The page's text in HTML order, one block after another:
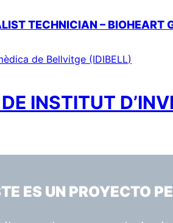
TECHNICIAN – BIOHEART
de Bellvitge (IDIBELL)
INSTITUT
ES UN PROYECTO